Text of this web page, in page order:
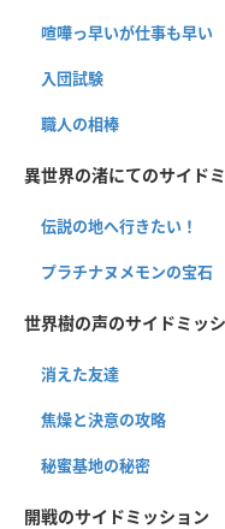
喧嘩っ早いが仕事も早い
入団試験
職人の相棒
異世界の渚にてのサイド
伝説の地へ行きたい！
プラチナヌメモンの宝石
世界樹の声のサイドミッ
消えた友達
焦燥と決意の攻略
秘蜜基地の秘密
開戦のサイドミッション